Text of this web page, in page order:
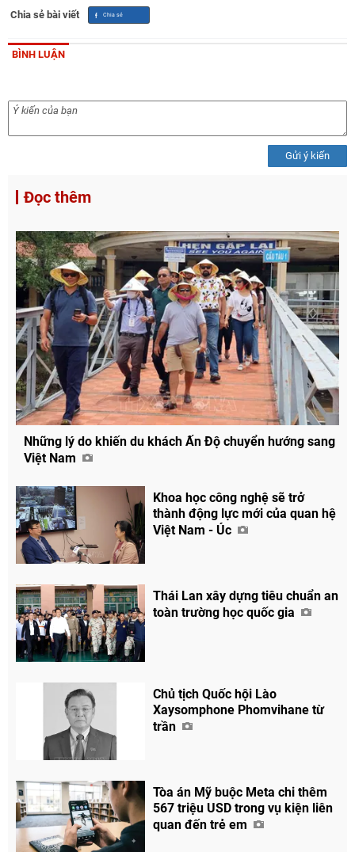
Chia sẻ bài viết
BÌNH LUẬN
Gửi ý kiến
Đọc thêm
Những lý do khiến du khách Ấn Độ chuyển hướng sang
Việt Nam
Khoa học công nghệ sẽ trở
thành động lực mới của quan hệ
Việt Nam - Úc
Thái Lan xây dựng tiêu chuẩn an
toàn trường học quốc gia
Chủ tịch Quốc hội Lào
Xaysomphone Phomvihane từ
trần
Tòa án Mỹ buộc Meta chi thêm
567 triệu USD trong vụ kiện liên
quan đến trẻ em